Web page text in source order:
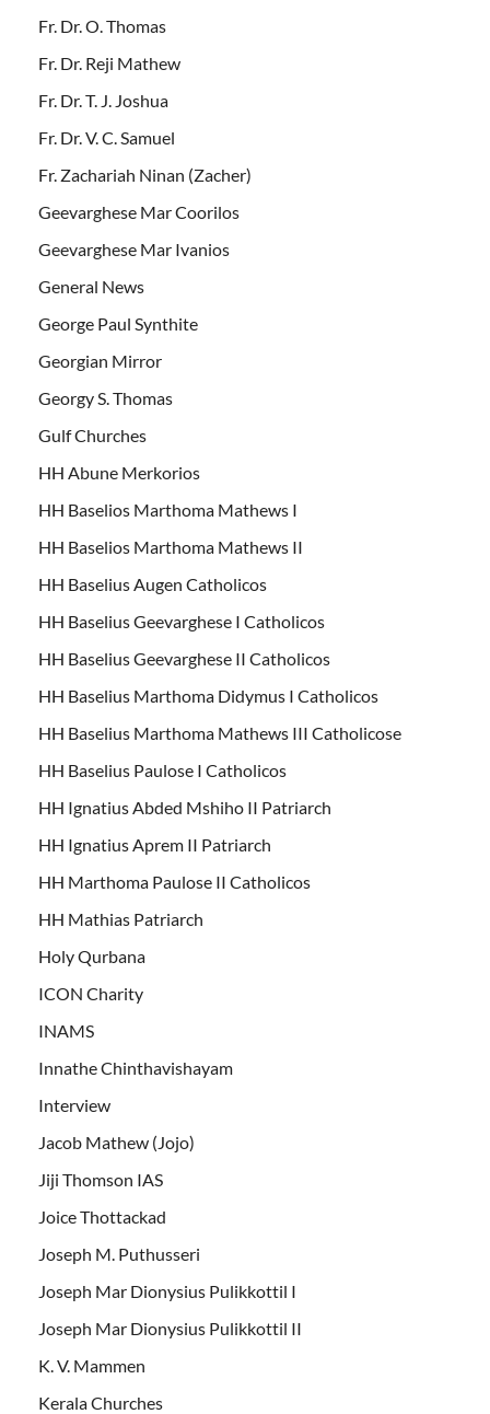
Fr. Dr. O. Thomas
Fr. Dr. Reji Mathew
Fr. Dr. T. J. Joshua
Fr. Dr. V. C. Samuel
Fr. Zachariah Ninan (Zacher)
Geevarghese Mar Coorilos
Geevarghese Mar Ivanios
General News
George Paul Synthite
Georgian Mirror
Georgy S. Thomas
Gulf Churches
HH Abune Merkorios
HH Baselios Marthoma Mathews I
HH Baselios Marthoma Mathews II
HH Baselius Augen Catholicos
HH Baselius Geevarghese I Catholicos
HH Baselius Geevarghese II Catholicos
HH Baselius Marthoma Didymus I Catholicos
HH Baselius Marthoma Mathews III Catholicose
HH Baselius Paulose I Catholicos
HH Ignatius Abded Mshiho II Patriarch
HH Ignatius Aprem II Patriarch
HH Marthoma Paulose II Catholicos
HH Mathias Patriarch
Holy Qurbana
ICON Charity
INAMS
Innathe Chinthavishayam
Interview
Jacob Mathew (Jojo)
Jiji Thomson IAS
Joice Thottackad
Joseph M. Puthusseri
Joseph Mar Dionysius Pulikkottil I
Joseph Mar Dionysius Pulikkottil II
K. V. Mammen
Kerala Churches